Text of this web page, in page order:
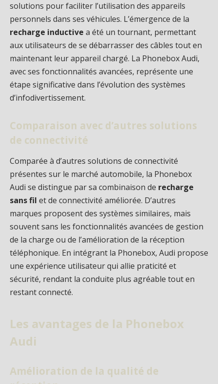
solutions pour faciliter l’utilisation des appareils
personnels dans ses véhicules. L’émergence de la
recharge inductive a été un tournant, permettant
aux utilisateurs de se débarrasser des câbles tout en
maintenant leur appareil chargé. La Phonebox Audi,
avec ses fonctionnalités avancées, représente une
étape significative dans l’évolution des systèmes
d’infodivertissement.
Comparaison avec d’autres solutions
de connectivité
Comparée à d’autres solutions de connectivité
présentes sur le marché automobile, la Phonebox
Audi se distingue par sa combinaison de recharge
sans fil et de connectivité améliorée. D’autres
marques proposent des systèmes similaires, mais
souvent sans les fonctionnalités avancées de gestion
de la charge ou de l’amélioration de la réception
téléphonique. En intégrant la Phonebox, Audi propose
une expérience utilisateur qui allie praticité et
sécurité, rendant la conduite plus agréable tout en
restant connecté.
Les avantages de la Phonebox
Audi
Amélioration de la qualité de